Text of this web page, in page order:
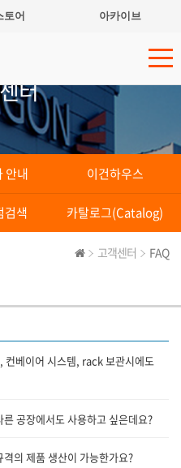
토어 아카이브
터
안내 이건하우스
검색 카탈로그(Catalog)
고객센터 FAQ
컨베이어 시스템, rack 보관시에도
공장에서도 사용하고 싶은데요?
의 제품 생산이 가능한가요?